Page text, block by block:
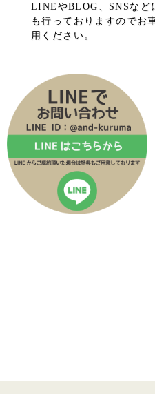
LINEやBLOG、SNSなど
も行っておりますのでお
用ください。